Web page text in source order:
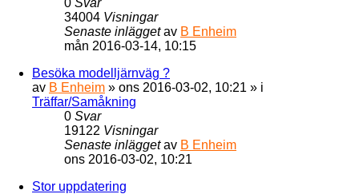
34004 Visningar
Senaste inläggetav B Enheim
mån 2016-03-14, 10:15
Besöka modelljärnväg ?
av B Enheim » ons 2016-03-02, 10:21 » i
Träffar/Samåkning
0 Svar
19122 Visningar
Senaste inläggetav B Enheim
ons 2016-03-02, 10:21
Stor uppdatering